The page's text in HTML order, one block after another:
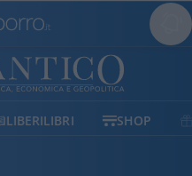
SHOP SOSTIENICI